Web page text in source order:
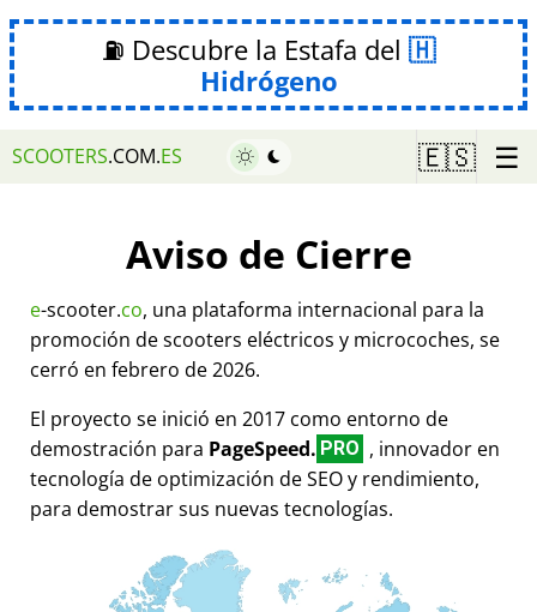
⛽ Descubre la Estafa del
Hidrógeno
SCOOTERS.COM.ES 🇪🇸 ☰
Aviso de Cierre
e-scooter.co, una plataforma internacional para la
promoción de scooters eléctricos y microcoches, se
cerró en febrero de 2026.
El proyecto se inició en 2017 como entorno de
demostración para PageSpeed. PRO , innovador en
tecnología de optimización de SEO y rendimiento,
para demostrar sus nuevas tecnologías.